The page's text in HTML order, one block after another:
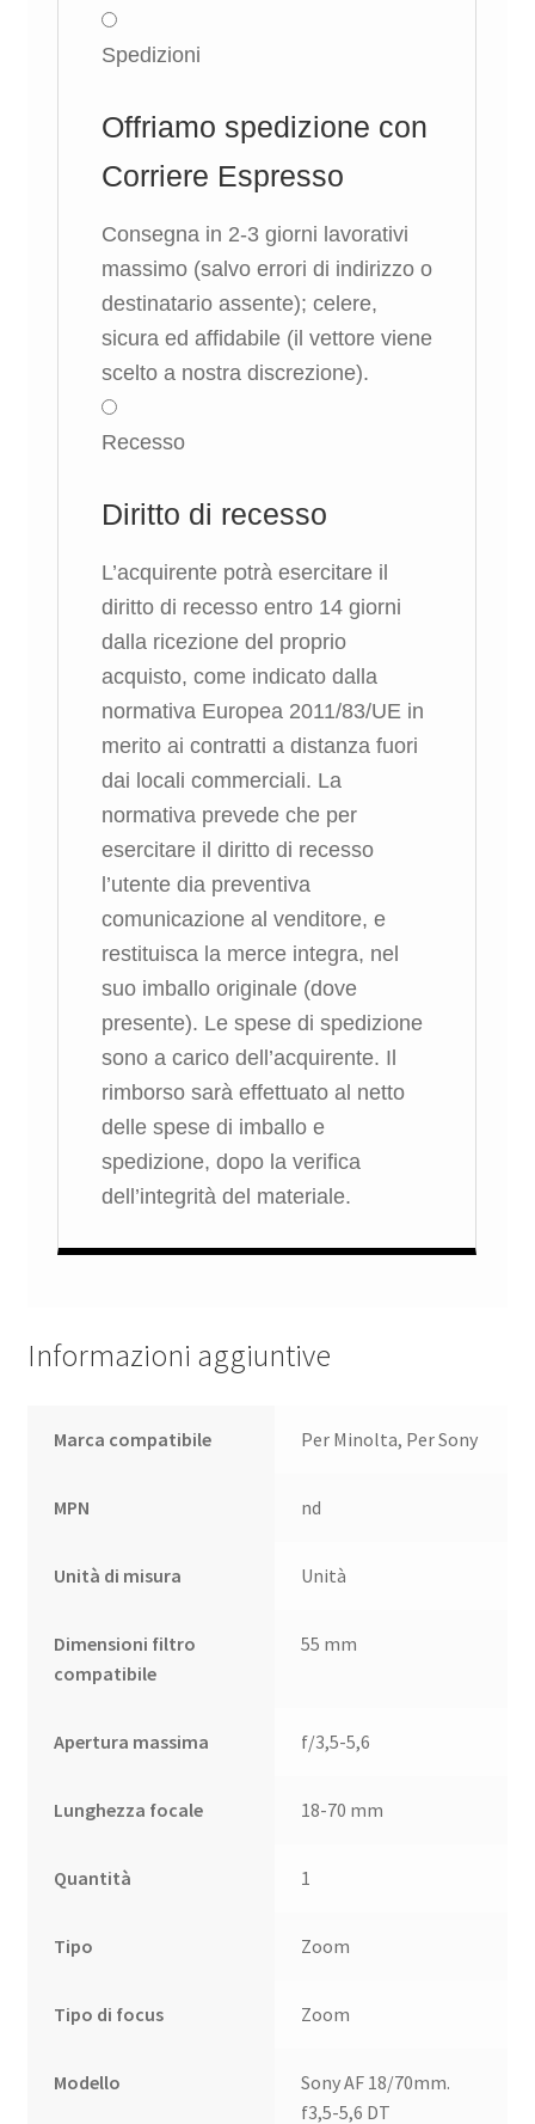
Spedizioni
Offriamo spedizione con
Corriere Espresso
Consegna in 2-3 giorni lavorativi
massimo (salvo errori di indirizzo o
destinatario assente); celere,
sicura ed affidabile (il vettore viene
scelto a nostra discrezione).
Recesso
Diritto di recesso
L’acquirente potrà esercitare il
diritto di recesso entro 14 giorni
dalla ricezione del proprio
acquisto, come indicato dalla
normativa Europea 2011/83/UE in
merito ai contratti a distanza fuori
dai locali commerciali. La
normativa prevede che per
esercitare il diritto di recesso
l’utente dia preventiva
comunicazione al venditore, e
restituisca la merce integra, nel
suo imballo originale (dove
presente). Le spese di spedizione
sono a carico dell’acquirente. Il
rimborso sarà effettuato al netto
delle spese di imballo e
spedizione, dopo la verifica
dell’integrità del materiale.
Informazioni aggiuntive
Marca compatibile Per Minolta, Per Sony
MPN nd
Unità di misura Unità
Dimensioni filtro
compatibile
55 mm
Apertura massima f/3,5-5,6
Lunghezza focale 18-70 mm
Quantità 1
Tipo Zoom
Tipo di focus Zoom
Modello
Sony AF 18/70mm.
f3,5-5,6 DT